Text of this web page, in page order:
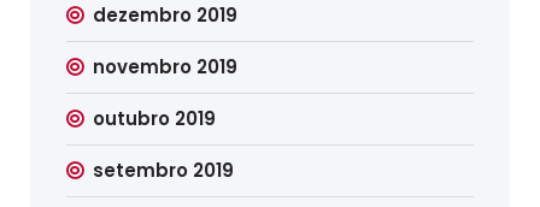
dezembro 2019
novembro 2019
outubro 2019
setembro 2019